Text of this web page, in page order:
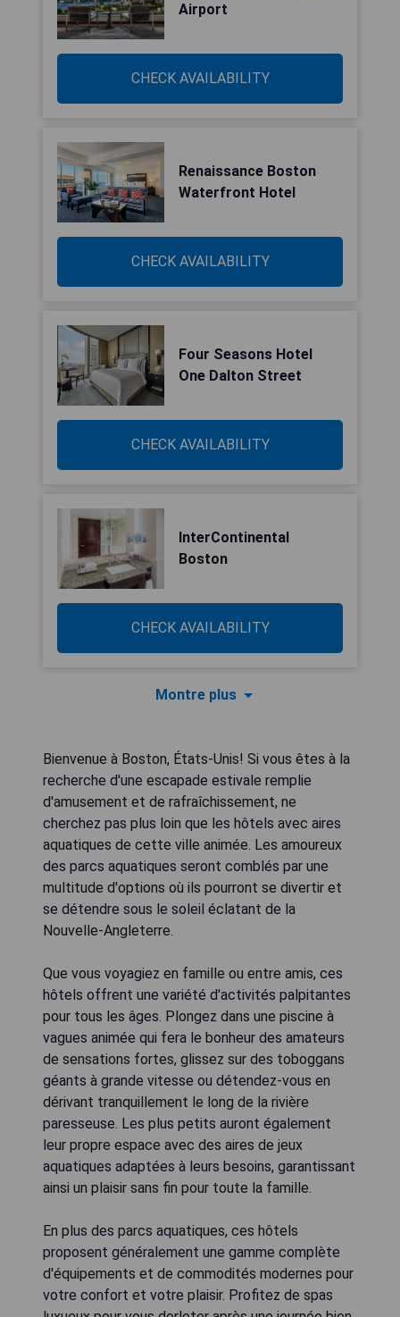
Airport
CHECK AVAILABILITY
Renaissance Boston
Waterfront Hotel
CHECK AVAILABILITY
Four Seasons Hotel
One Dalton Street
CHECK AVAILABILITY
InterContinental
Boston
CHECK AVAILABILITY
Montre plus
Bienvenue à Boston, États-Unis! Si vous êtes à la
recherche d'une escapade estivale remplie
d'amusement et de rafraîchissement, ne
cherchez pas plus loin que les hôtels avec aires
aquatiques de cette ville animée. Les amoureux
des parcs aquatiques seront comblés par une
multitude d'options où ils pourront se divertir et
se détendre sous le soleil éclatant de la
Nouvelle-Angleterre.
Que vous voyagiez en famille ou entre amis, ces
hôtels offrent une variété d'activités palpitantes
pour tous les âges. Plongez dans une piscine à
vagues animée qui fera le bonheur des amateurs
de sensations fortes, glissez sur des toboggans
géants à grande vitesse ou détendez-vous en
dérivant tranquillement le long de la rivière
paresseuse. Les plus petits auront également
leur propre espace avec des aires de jeux
aquatiques adaptées à leurs besoins, garantissant
ainsi un plaisir sans fin pour toute la famille.
En plus des parcs aquatiques, ces hôtels
proposent généralement une gamme complète
d'équipements et de commodités modernes pour
votre confort et votre plaisir. Profitez de spas